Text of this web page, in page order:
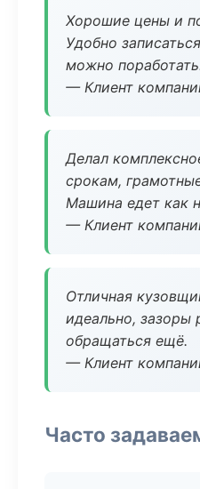
Хорошие цены и
Удобно
можно
— Клиент
Делал
срокам,
Машина едет как
— Клиент
Отличная
идеально, зазоры
обращаться ещё.
— Клиент
Часто